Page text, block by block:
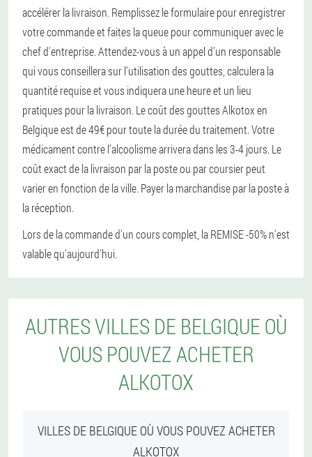
accélérer la livraison. Remplissez le formulaire pour enregistrer
votre commande et faites la queue pour communiquer avec le
chef d'entreprise. Attendez-vous à un appel d'un responsable
qui vous conseillera sur l'utilisation des gouttes, calculera la
quantité requise et vous indiquera une heure et un lieu
pratiques pour la livraison. Le coût des gouttes Alkotox en
Belgique est de 49€ pour toute la durée du traitement. Votre
médicament contre l'alcoolisme arrivera dans les 3-4 jours. Le
coût exact de la livraison par la poste ou par coursier peut
varier en fonction de la ville. Payer la marchandise par la poste à
la réception.
Lors de la commande d'un cours complet, la REMISE -50% n'est
valable qu'aujourd'hui.
AUTRES VILLES DE BELGIQUE OÙ
VOUS POUVEZ ACHETER
ALKOTOX
VILLES DE BELGIQUE OÙ VOUS POUVEZ ACHETER
ALKOTOX